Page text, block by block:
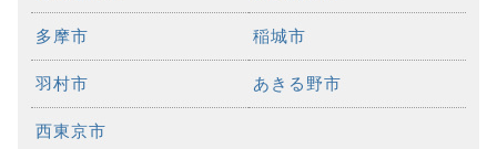
多摩市 稲城市
羽村市 あきる野市
西東京市